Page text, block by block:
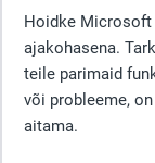
Hoidke Microsoft
ajakohasena.
teile parimaid
või probleeme,
aitama.